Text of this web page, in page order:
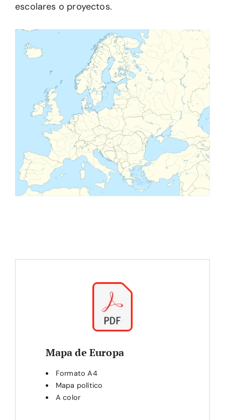
escolares o proyectos.
Mapa de Europa
Formato A4
Mapa político
A color